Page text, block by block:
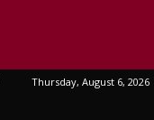
Thursday, August 6, 2026